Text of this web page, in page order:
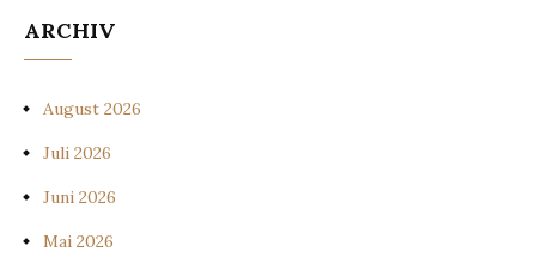
ARCHIV
August 2026
Juli 2026
Juni 2026
Mai 2026